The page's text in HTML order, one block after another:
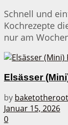
Schnell und
Kochrezepte
nur am
Elsässer
by
Januar 15, 2026
0